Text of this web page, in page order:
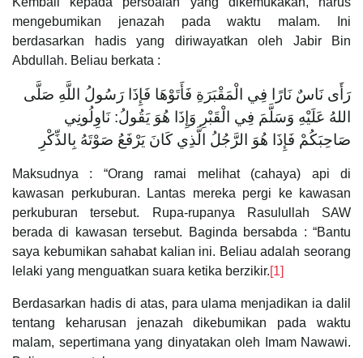
mengebumikan jenazah pada waktu malam. Ini
berdasarkan hadis yang diriwayatkan oleh Jabir Bin
Abdullah. Beliau berkata :
‌رَأَى ‌نَاسٌ ‌نَارًا ‌فِي ‌الْمَقْبَرَةِ ‌فَأَتَوْهَا فَإِذَا رَسُولُ اللَّهِ صَلَّى
اللهُ عَلَيْهِ وَسَلَّمَ فِي الْقَبْرِ وَإِذَا هُوَ يَقُولُ: نَاوِلُونِي
صَاحِبَكُمْ فَإِذَا هُوَ الرَّجُلُ الَّذِي كَانَ يَرْفَعُ صَوْتَهُ بِالذِّكْرِ
Maksudnya : “Orang ramai melihat (cahaya) api di
kawasan perkuburan. Lantas mereka pergi ke kawasan
perkuburan tersebut. Rupa-rupanya Rasulullah SAW
berada di kawasan tersebut. Baginda bersabda : “Bantu
saya kebumikan sahabat kalian ini. Beliau adalah seorang
lelaki yang menguatkan suara ketika berzikir.[1]
Berdasarkan hadis di atas, para ulama menjadikan ia dalil
tentang keharusan jenazah dikebumikan pada waktu
malam, sepertimana yang dinyatakan oleh Imam Nawawi.